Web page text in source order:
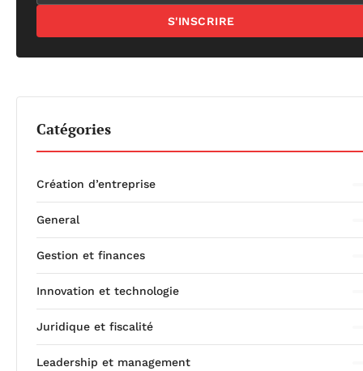
S'INSCRIRE
Catégories
Création d’entreprise
General
Gestion et finances
Innovation et technologie
Juridique et fiscalité
Leadership et management